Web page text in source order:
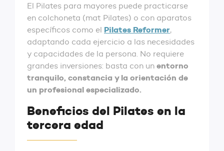
El Pilates para mayores puede practicarse
en colchoneta (mat Pilates) o con aparatos
específicos como el Pilates Reformer,
adaptando cada ejercicio a las necesidades
y capacidades de la persona. No requiere
grandes inversiones: basta con un entorno
tranquilo, constancia y la orientación de
un profesional especializado.
‌Beneficios del Pilates en la
tercera edad